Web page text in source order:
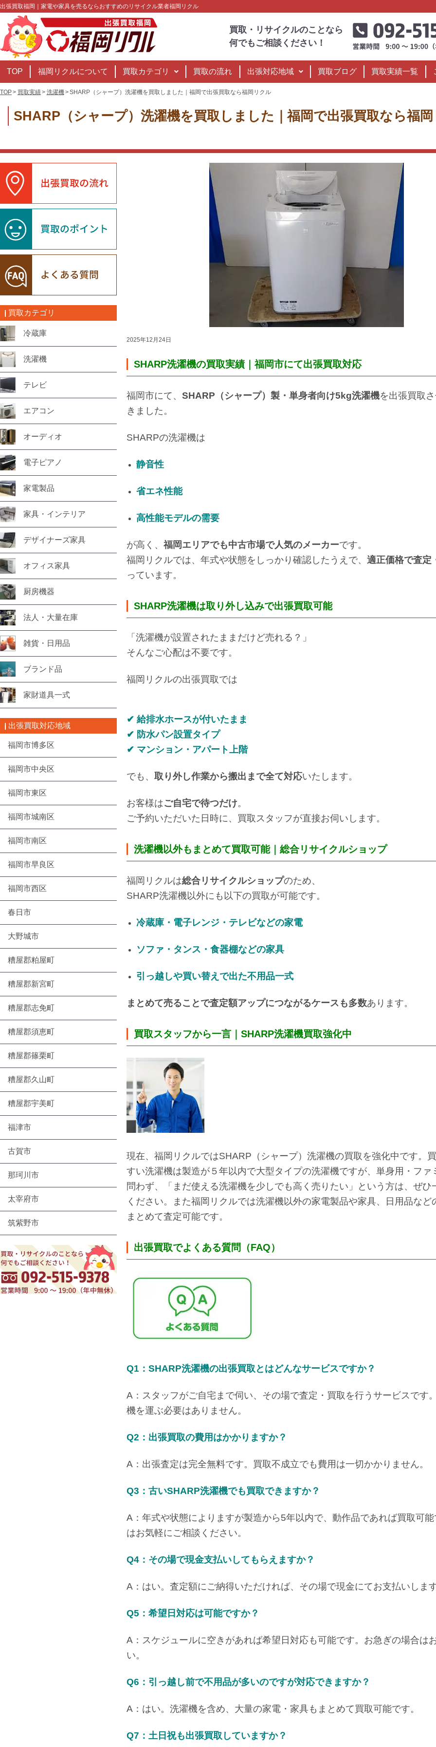
出張買取福岡｜家電や家具を売るならおすすめのリサイクル業者福岡リクル
買取・リサイクルのことなら
何でもご相談ください！
TOP 福岡リクルについて 買取カテゴリ 買取の流れ 出張対応地域 買取ブログ 買取実績一覧
TOP 買取実績 洗濯機 SHARP（シャープ）洗濯機を買取しました｜福岡で出張買取なら福岡リクル
SHARP（シャープ）洗濯機を買取しました｜福岡で出張買取なら福
買取カテゴリ
冷蔵庫
洗濯機
テレビ
エアコン
オーディオ
電子ピアノ
家電製品
家具・インテリア
デザイナーズ家具
オフィス家具
厨房機器
法人・大量在庫
雑貨・日用品
ブランド品
家財道具一式
出張買取対応地域
福岡市博多区
福岡市中央区
福岡市東区
福岡市城南区
福岡市南区
福岡市早良区
福岡市西区
春日市
大野城市
糟屋郡粕屋町
糟屋郡新宮町
糟屋郡志免町
糟屋郡須恵町
糟屋郡篠栗町
糟屋郡久山町
糟屋郡宇美町
福津市
古賀市
那珂川市
太宰府市
筑紫野市
2025年12月24日
SHARP洗濯機の買取実績｜福岡市にて出張買取対応
福岡市にて、 SHARP（シャープ）製・単身者向け5kg洗濯機を出張買取
きました。
SHARPの洗濯機は
静音性
省エネ性能
高性能モデルの需要
が高く、 福岡エリアでも中古市場で人気のメーカーです。
福岡リクルでは、年式や状態をしっかり確認したうえで、 適正価格で査定
っています。
SHARP洗濯機は取り外し込みで出張買取可能
「洗濯機が設置されたままだけど売れる？」
そんなご心配は不要です。
福岡リクルの出張買取では
✔ 給排水ホースが付いたまま
✔ 防水パン設置タイプ
✔ マンション・アパート上階
でも、 取り外し作業から搬出まで全て対応いたします。
お客様はご自宅で待つだけ。
ご予約いただいた日時に、買取スタッフが直接お伺いします。
洗濯機以外もまとめて買取可能｜総合リサイクルショップ
福岡リクルは総合リサイクルショップのため、
SHARP洗濯機以外にも以下の買取が可能です。
冷蔵庫・電子レンジ・テレビなどの家電
ソファ・タンス・食器棚などの家具
引っ越しや買い替えで出た不用品一式
まとめて売ることで査定額アップにつながるケースも多数あります。
買取スタッフから一言｜SHARP洗濯機買取強化中
現在、福岡リクルではSHARP（シャープ）洗濯機の買取を強化中です。
すい洗濯機は製造が５年以内で大型タイプの洗濯機ですが、 単身用・ファ
問わず、
「まだ使える洗濯機を少しでも高く売りたい」
という方は、ぜひ
ください。また福岡リクルでは洗濯機以外の家電製品や家具、日用品など
まとめて査定可能です。
出張買取でよくある質問（FAQ）
Q1：SHARP洗濯機の出張買取とはどんなサービスですか？
A：スタッフがご自宅まで伺い、その場で査定・買取を行うサービスです
機を運ぶ必要はありません。
Q2：出張買取の費用はかかりますか？
A：出張査定は完全無料です。買取不成立でも費用は一切かかりません。
Q3：古いSHARP洗濯機でも買取できますか？
A：年式や状態によりますが製造から5年以内で、動作品であれば買取可
はお気軽にご相談ください。
Q4：その場で現金支払いしてもらえますか？
A：はい。査定額にご納得いただければ、その場で現金にてお支払いします
Q5：希望日対応は可能ですか？
A：スケジュールに空きがあれば希望日対応も可能です。お急ぎの場合は
い。
Q6：引っ越し前で不用品が多いのですが対応できますか？
A：はい。洗濯機を含め、大量の家電・家具もまとめて買取可能です。
Q7：土日祝も出張買取していますか？